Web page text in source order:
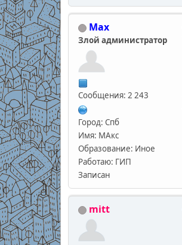
Max
Злой администратор
Сообщения: 2 243
Город: Спб
Имя: МАкс
Образование: Иное
Работаю: ГИП
Записан
mitt